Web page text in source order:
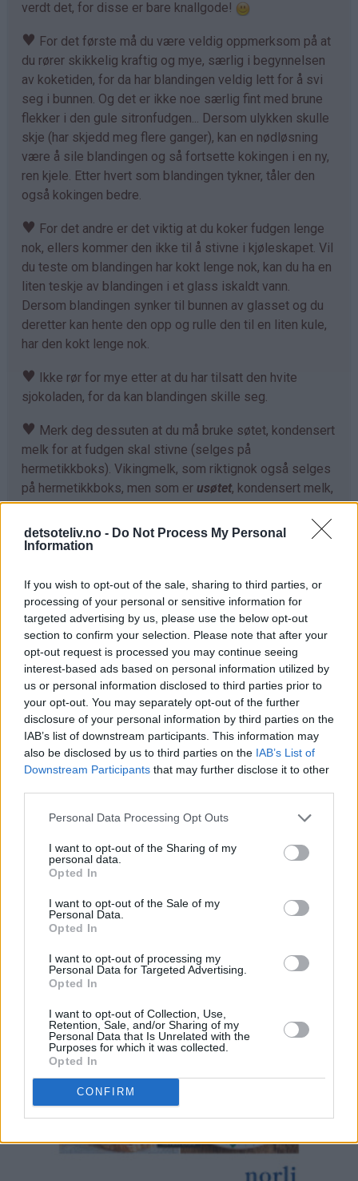
detsoteliv.no - Do Not Process My Personal
Information
If you wish to opt-out of the sale, sharing to third parties, or
processing of your personal or sensitive information for
targeted advertising by us, please use the below opt-out
section to confirm your selection. Please note that after your
opt-out request is processed you may continue seeing
interest-based ads based on personal information utilized by
us or personal information disclosed to third parties prior to
your opt-out. You may separately opt-out of the further
disclosure of your personal information by third parties on the
IAB’s list of downstream participants. This information may
also be disclosed by us to third parties on the IAB’s List of
Downstream Participants that may further disclose it to other
Personal Data Processing Opt Outs
I want to opt-out of the Sharing of my
personal data.
Opted In
I want to opt-out of the Sale of my
Personal Data.
Opted In
I want to opt-out of processing my
Personal Data for Targeted Advertising.
Opted In
I want to opt-out of Collection, Use,
Retention, Sale, and/or Sharing of my
Personal Data that Is Unrelated with the
Purposes for which it was collected.
Opted In
CONFIRM
verdt det, for disse er bare knallgode!
♥ For det første må du være veldig oppmerksom på at
du rører skikkelig kraftig og mye, særlig i begynnelsen
av koketiden, for da har blandingen veldig lett for å svi
seg i bunnen. Og det er ikke noe særlig fint med brune
flekker i den gule sitronfudgen... Dersom ulykken skulle
skje (har skjedd meg flere ganger), kan en nødløsning
være å sile blandingen og så fortsette kokingen i en ny,
ren kjele. Etter hvert som blandingen tykner, tåler den
også kokingen bedre.
♥ For det andre er det viktig at du koker fudgen lenge
nok, ellers kommer den ikke til å stivne i kjøleskapet. Vil
du teste om blandingen har kokt lenge nok, kan du ha en
liten teskje av blandingen i et glass iskaldt vann.
Dersom blandingen synker til bunnen av glasset og du
deretter kan hente den opp og rulle den til en liten kule,
har den kokt lenge nok.
♥ Ikke rør for mye etter at du har tilsatt den hvite
sjokoladen, for da kan blandingen skille seg.
♥ Merk deg dessuten at du må bruke søtet, kondensert
melk for at fudgen skal stivne (selges på
hermetikkboks). Vikingmelk, som riktignok også selges
på hermetikkboks, men som er usøtet, kondensert melk,
kanikkebrukes i denne oppskriften.
♥Tilsett litt konsentrert gul konditorfarge dersom du
jeg lagde sitronfudgen på bildet).
♥Sitronfudgen oppbevares kjølig i en tett boks med
matpapir mellom lagene.
21.11.2017
Kakekategori
Konfekt
Desserter
Snacks og godteri
Populært
Eksotisk
Hjemmelaget konfekt
Sesong
Påske
Jul
Allergier og preferanser
Uten egg Uten hvetemel
Uten nøtter
konfekt
JUL Påske hvit sjokolade
GODTERI
SPISELIG JULEGAVE